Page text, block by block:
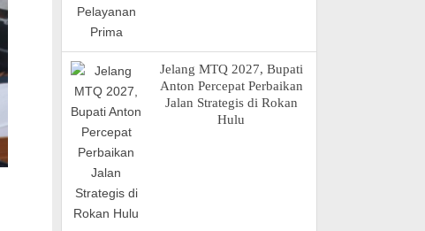
Jelang MTQ 2027, Bupati
Anton Percepat Perbaikan
Jalan Strategis di Rokan
Hulu